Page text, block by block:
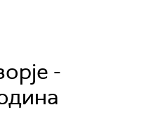
-